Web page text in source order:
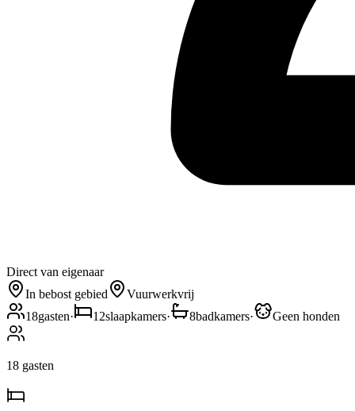
Direct van eigenaar
In bebost gebied
Vuurwerkvrij
18gasten· 12slaapkamers· 8badkamers· Geen honden
18 gasten